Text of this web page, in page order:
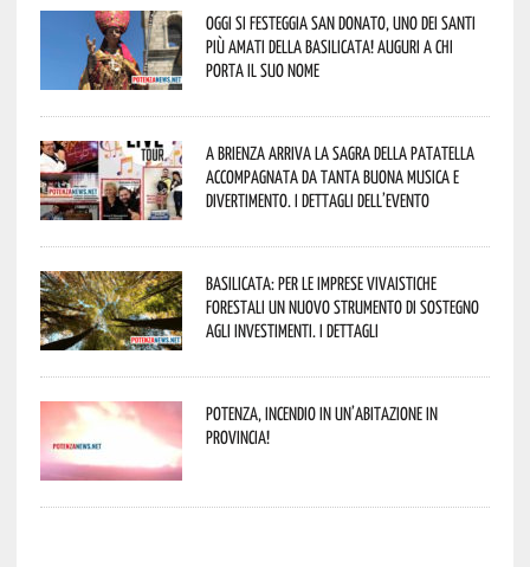
Oggi si festeggia San Donato, uno dei Santi
più amati della Basilicata! Auguri a chi
porta il suo nome
A Brienza arriva la Sagra della Patatella
accompagnata da tanta buona musica e
divertimento. I dettagli dell’evento
Basilicata: per le imprese vivaistiche
forestali un nuovo strumento di sostegno
agli investimenti. I dettagli
Potenza, incendio in un’abitazione in
provincia!